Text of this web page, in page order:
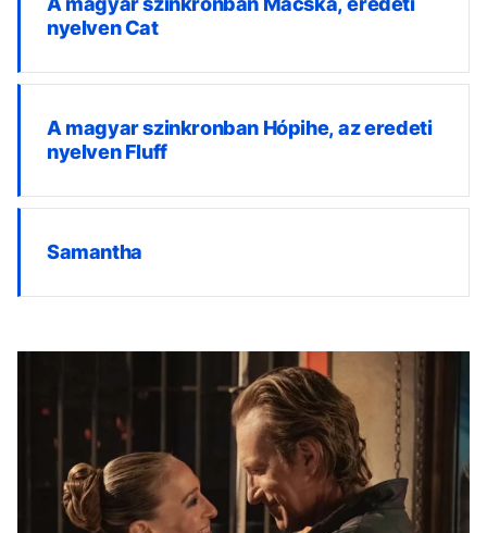
nyelven Cat
A magyar szinkronban Hópihe, az eredeti
nyelven Fluff
Samantha